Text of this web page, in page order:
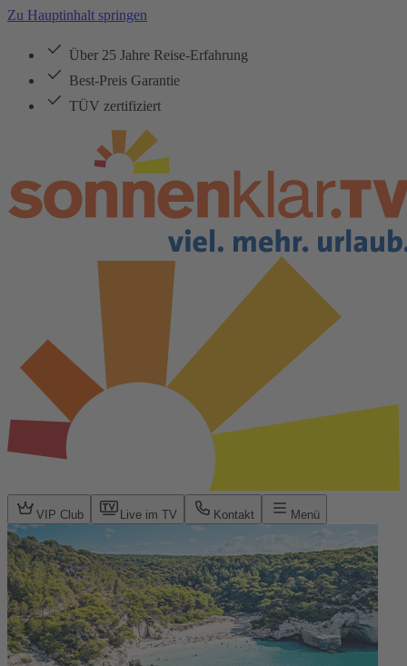
Zu Hauptinhalt springen
Über 25 Jahre Reise-Erfahrung
Best-Preis Garantie
TÜV zertifiziert
VIP Club Live im TV Kontakt Menü